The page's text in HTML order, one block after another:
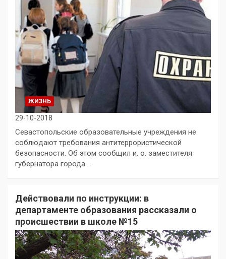
ЖИЗНЬ
29-10-2018
Севастопольские образовательные учреждения не
соблюдают требования антитеррористической
безопасности. Об этом сообщил и. о. заместителя
губернатора города…
Действовали по инструкции: в
департаменте образования рассказали о
происшествии в школе №15